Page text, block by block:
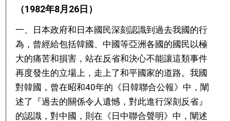
編輯部通知
（1982年8月26日）
一、日本政府和日本國民深刻認識到過去我國的行
為，曾經給包括韓國、中國等亞洲各國的國民以極
大的痛苦和損害，站在反省和決心不能讓這類事件
再度發生的立場上，走上了和平國家的道路。我國
對韓國，曾在昭和40年的《日韓聯合公報》中，闡
述了『過去的關係令人遺憾，對此進行深刻反省』
的認識，對中國，則在《日中聯合聲明》中，闡述